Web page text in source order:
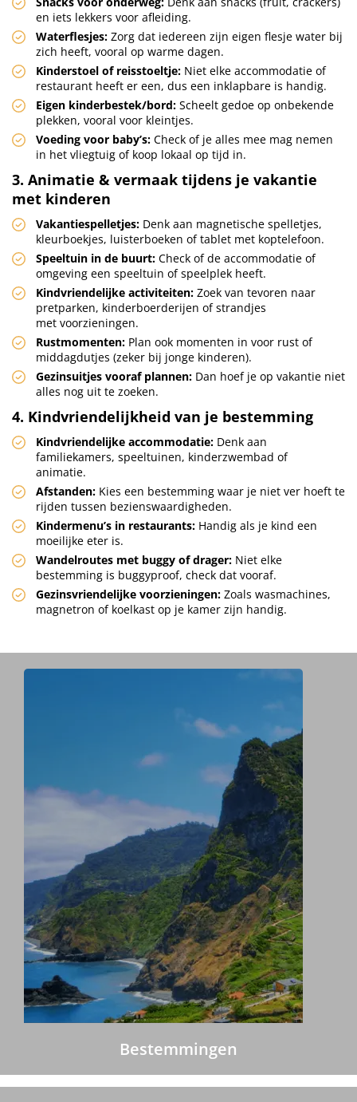
en iets lekkers voor afleiding.
Waterflesjes: Zorg dat iedereen zijn eigen flesje water bij
zich heeft, vooral op warme dagen.
Kinderstoel of reisstoeltje: Niet elke accommodatie of
restaurant heeft er een, dus een inklapbare is handig.
Eigen kinderbestek/bord: Scheelt gedoe op onbekende
plekken, vooral voor kleintjes.
Voeding voor baby’s: Check of je alles mee mag nemen
in het vliegtuig of koop lokaal op tijd in.
3. Animatie & vermaak tijdens je vakantie
met kinderen
Vakantiespelletjes: Denk aan magnetische spelletjes,
kleurboekjes, luisterboeken of tablet met koptelefoon.
Speeltuin in de buurt: Check of de accommodatie of
omgeving een speeltuin of speelplek heeft.
Kindvriendelijke activiteiten: Zoek van tevoren naar
pretparken, kinderboerderijen of strandjes
met voorzieningen.
Rustmomenten: Plan ook momenten in voor rust of
middagdutjes (zeker bij jonge kinderen).
Gezinsuitjes vooraf plannen: Dan hoef je op vakantie niet
alles nog uit te zoeken.
4. Kindvriendelijkheid van je bestemming
Kindvriendelijke accommodatie: Denk aan
familiekamers, speeltuinen, kinderzwembad of
animatie.
Afstanden: Kies een bestemming waar je niet ver hoeft te
rijden tussen bezienswaardigheden.
Kindermenu’s in restaurants: Handig als je kind een
moeilijke eter is.
Wandelroutes met buggy of drager: Niet elke
bestemming is buggyproof, check dat vooraf.
Gezinsvriendelijke voorzieningen: Zoals wasmachines,
magnetron of koelkast op je kamer zijn handig.
Bestemmingen